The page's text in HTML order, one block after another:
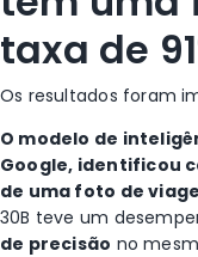
taxa de
Os resultados foram
O modelo de
Google, identificou
de uma foto de
30B teve um
de precisão no